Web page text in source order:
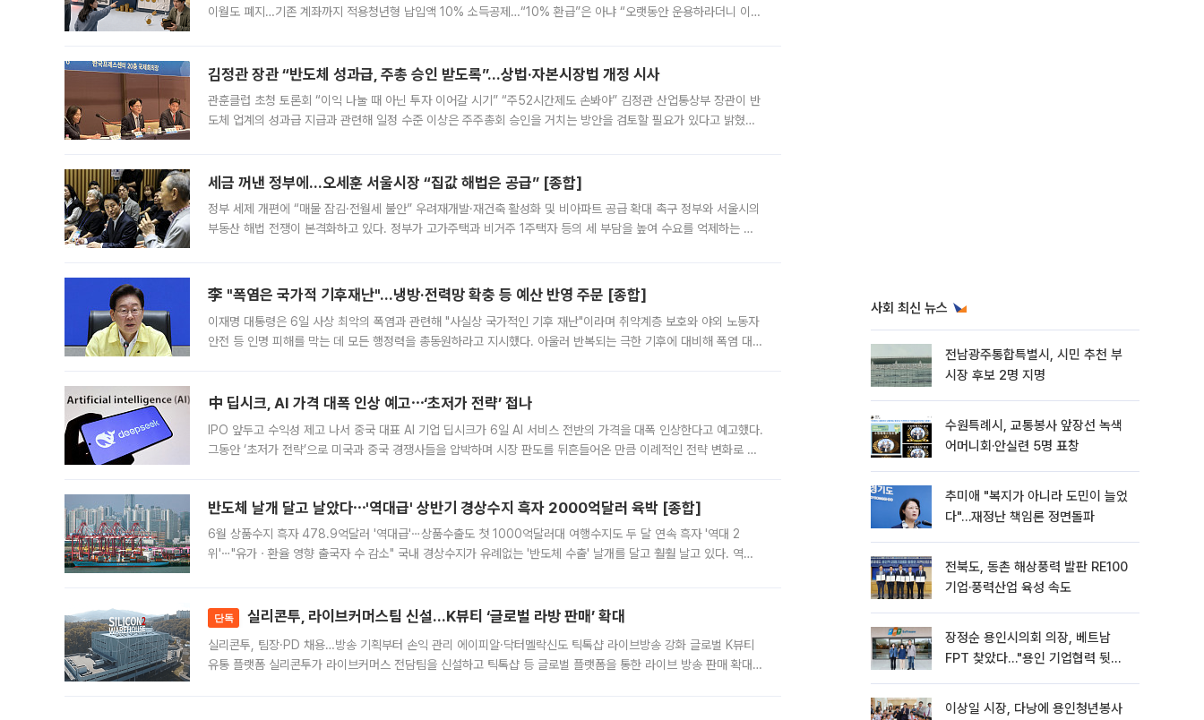
이월도 폐지…기존 계좌까지 적용청년형 납입액 10% 소득공제…“10% 환급”은 아냐 “오랫동안 운용하라더니 이제
김정관 장관 “반도체 성과급, 주총 승인 받도록”…상법·자본시장법 개정 시사
관훈클럽 초청 토론회 “이익 나눌 때 아닌 투자 이어갈 시기” “주52시간제도 손봐야” 김정관 산업통상부 장관이 반
도체 업계의 성과급 지급과 관련해 일정 수준 이상은 주주총회 승인을 거치는 방안을 검토할 필요가 있다고 밝혔다.
세금 꺼낸 정부에…오세훈 서울시장 “집값 해법은 공급” [종합]
정부 세제 개편에 “매물 잠김·전월세 불안” 우려재개발·재건축 활성화 및 비아파트 공급 확대 촉구 정부와 서울시의
부동산 해법 전쟁이 본격화하고 있다. 정부가 고가주택과 비거주 1주택자 등의 세 부담을 높여 수요를 억제하는 카
李 "폭염은 국가적 기후재난"…냉방·전력망 확충 등 예산 반영 주문 [종합]
이재명 대통령은 6일 사상 최악의 폭염과 관련해 "사실상 국가적인 기후 재난"이라며 취약계층 보호와 야외 노동자
안전 등 인명 피해를 막는 데 모든 행정력을 총동원하라고 지시했다. 아울러 반복되는 극한 기후에 대비해 폭염 대응
中 딥시크, AI 가격 대폭 인상 예고⋯‘초저가 전략’ 접나
IPO 앞두고 수익성 제고 나서 중국 대표 AI 기업 딥시크가 6일 AI 서비스 전반의 가격을 대폭 인상한다고 예고했다.
그동안 ‘초저가 전략’으로 미국과 중국 경쟁사들을 압박하며 시장 판도를 뒤흔들어온 만큼 이례적인 전략 변화로 평
반도체 날개 달고 날았다⋯'역대급' 상반기 경상수지 흑자 2000억달러 육박 [종합]
6월 상품수지 흑자 478.9억달러 '역대급'⋯상품수출도 첫 1000억달러대 여행수지도 두 달 연속 흑자 '역대 2
위'⋯"유가ㆍ환율 영향 출국자 수 감소" 국내 경상수지가 유례없는 '반도체 수출' 날개를 달고 훨훨 날고 있다. 역대
단독 실리콘투, 라이브커머스팀 신설…K뷰티 ‘글로벌 라방 판매’ 확대
실리콘투, 팀장·PD 채용…방송 기획부터 손익 관리 에이피알·닥터멜락신도 틱톡샵 라이브방송 강화 글로벌 K뷰티
유통 플랫폼 실리콘투가 라이브커머스 전담팀을 신설하고 틱톡샵 등 글로벌 플랫폼을 통한 라이브 방송 판매 확대에
사회 최신 뉴스
전남광주통합특별시, 시민 추천 부
시장 후보 2명 지명
수원특례시, 교통봉사 앞장선 녹색
어머니회·안실련 5명 표창
추미애 "복지가 아니라 도민이 늘었
다"…재정난 책임론 정면돌파
전북도, 동촌 해상풍력 발판 RE100
기업·풍력산업 육성 속도
장정순 용인시의회 의장, 베트남
FPT 찾았다…"용인 기업협력 뒷받
이상일 시장, 다낭에 용인청년봉사